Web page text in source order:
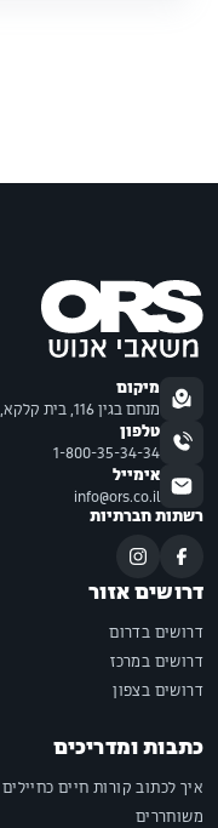
מיקום
מנחם בגין 116, בית קלקא, ת"א
טלפון
1-800-35-34-34
אימייל
info@ors.co.il
רשתות חברתיות
דרושים אזור
דרושים בדרום
דרושים במרכז
דרושים בצפון
כתבות ומדריכים
איך לכתוב קורות חיים כחיילים
משוחררים